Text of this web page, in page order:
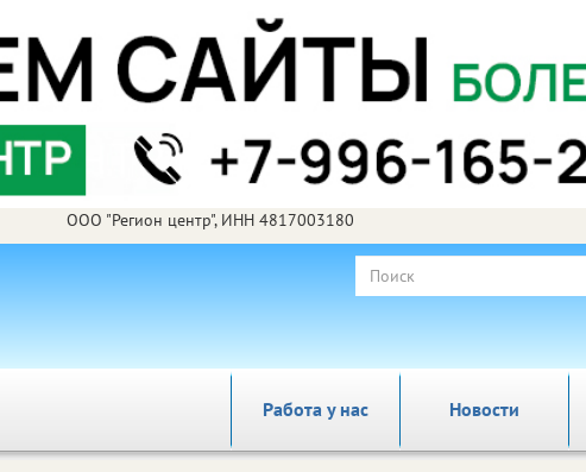
ООО "Регион центр", ИНН 4817003180
Работа у нас Новости